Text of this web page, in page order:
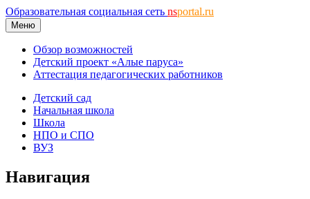
Образовательная социальная сеть nsportal.ru
Меню
Обзор возможностей
Детский проект «Алые паруса»
Аттестация педагогических работников
Детский сад
Начальная школа
Школа
НПО и СПО
ВУЗ
Навигация